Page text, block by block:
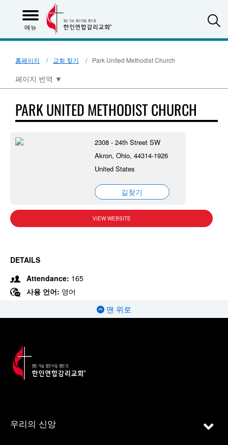
메뉴
홈페이지 교회 찾기 Park United Methodist Church
페이지 번역 ▼
PARK UNITED METHODIST CHURCH
2308 - 24th Street SW
Akron, Ohio, 44314-1926
United States
길찾기
VIEW WEBSITE
DETAILS
Attendance: 165
사용 언어: 영어
맨 위로
우리의 신앙